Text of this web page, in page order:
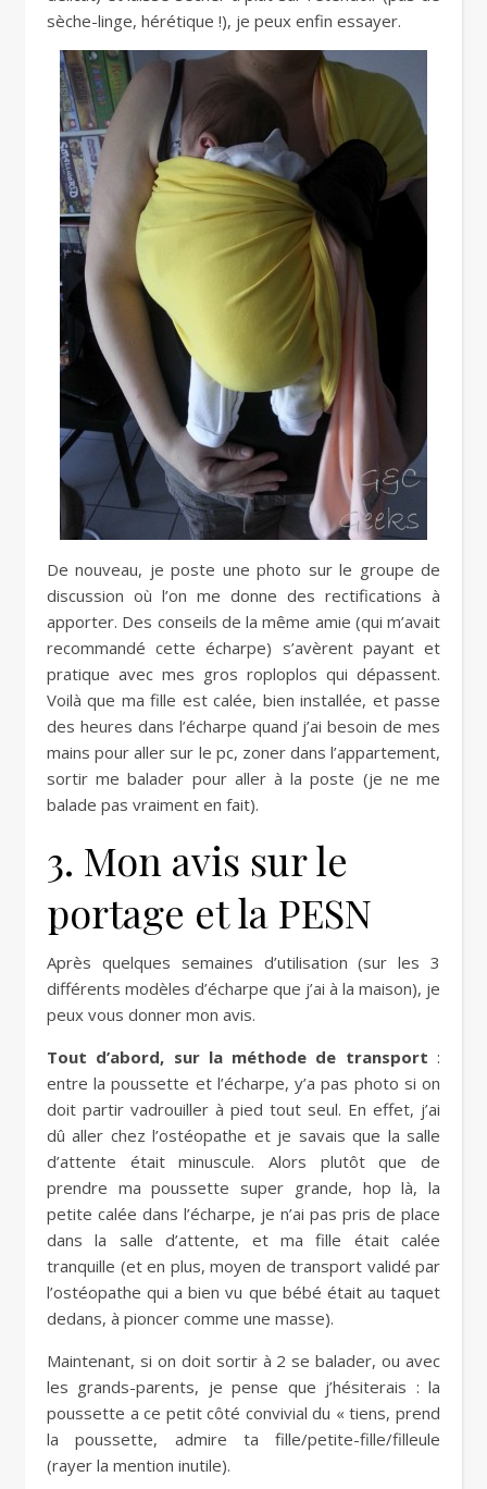
sèche-linge, hérétique !), je peux enfin essayer.
De nouveau, je poste une photo sur le groupe de
discussion où l’on me donne des rectifications à
apporter. Des conseils de la même amie (qui m’avait
recommandé cette écharpe) s’avèrent payant et
pratique avec mes gros roploplos qui dépassent.
Voilà que ma fille est calée, bien installée, et passe
des heures dans l’écharpe quand j’ai besoin de mes
mains pour aller sur le pc, zoner dans l’appartement,
sortir me balader pour aller à la poste (je ne me
balade pas vraiment en fait).
3. Mon avis sur le
portage et la PESN
Après quelques semaines d’utilisation (sur les 3
différents modèles d’écharpe que j’ai à la maison), je
peux vous donner mon avis.
Tout d’abord, sur la méthode de transport :
entre la poussette et l’écharpe, y’a pas photo si on
doit partir vadrouiller à pied tout seul. En effet, j’ai
dû aller chez l’ostéopathe et je savais que la salle
d’attente était minuscule. Alors plutôt que de
prendre ma poussette super grande, hop là, la
petite calée dans l’écharpe, je n’ai pas pris de place
dans la salle d’attente, et ma fille était calée
tranquille (et en plus, moyen de transport validé par
l’ostéopathe qui a bien vu que bébé était au taquet
dedans, à pioncer comme une masse).
Maintenant, si on doit sortir à 2 se balader, ou avec
les grands-parents, je pense que j’hésiterais : la
poussette a ce petit côté convivial du « tiens, prend
la poussette, admire ta fille/petite-fille/filleule
(rayer la mention inutile).